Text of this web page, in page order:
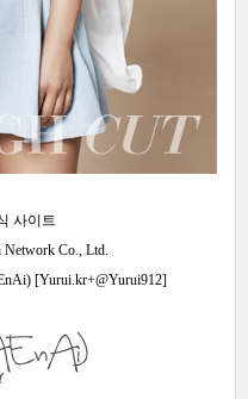
사이트
Network Co., Ltd.
[Yurui.kr+@Yurui912]